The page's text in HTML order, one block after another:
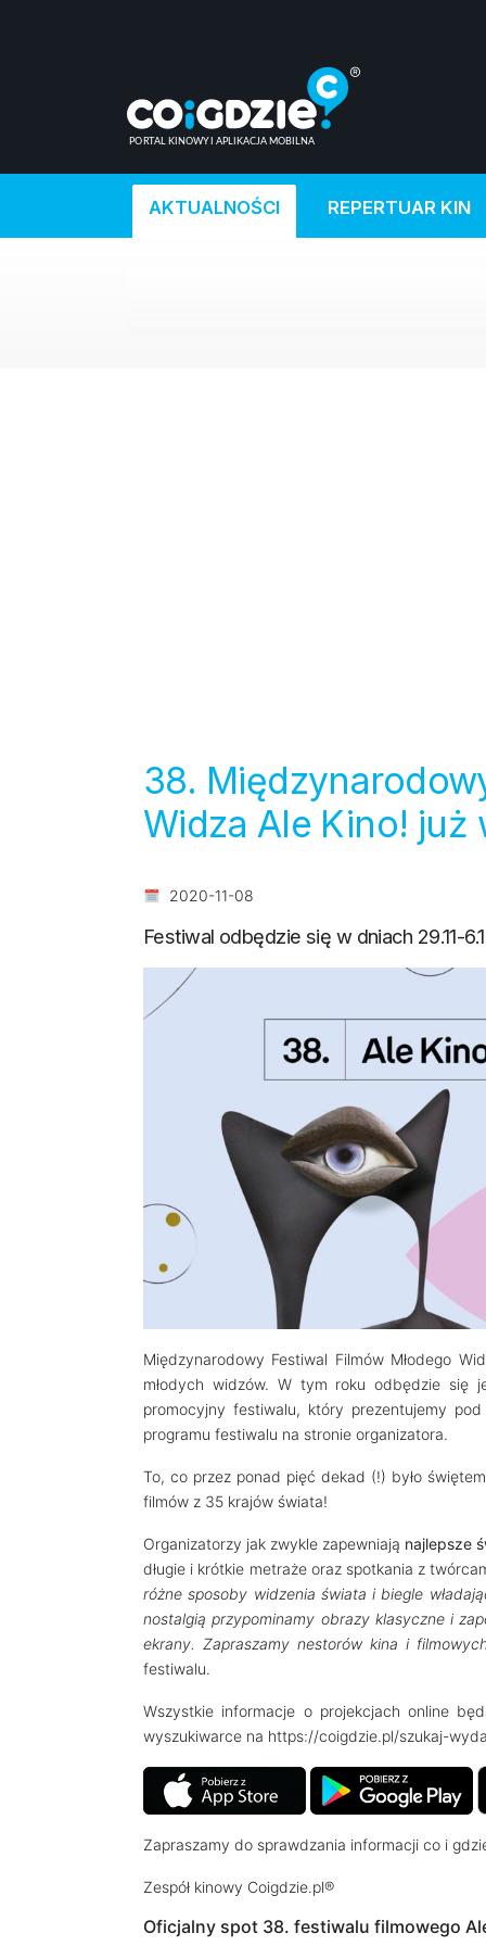
AKTUALNOŚCI REPERTUAR KIN
38.
Widza Ale Kino! już
2020-11-08
Festiwal odbędzie się w dniach 29.11-
Międzynarodowy Festiwal Filmów Młodego
młodych widzów. W tym roku odbędzie się
promocyjny festiwalu, który prezentujemy
programu festiwalu na stronie organizatora.
To, co przez ponad pięć dekad (!) było
filmów z 35 krajów świata!
Organizatorzy jak zwykle zapewniają najlepsze
długie i krótkie metraże oraz spotkania z
różne sposoby widzenia świata i biegle
nostalgią przypominamy obrazy klasyczne i
ekrany. Zapraszamy nestorów kina i
festiwalu.
Wszystkie informacje o projekcjach online
wyszukiwarce na https://coigdzie.pl/szukaj-
Zapraszamy do sprawdzania informacji co i
Zespół kinowy Coigdzie.pl®
Oficjalny spot 38. festiwalu filmowego